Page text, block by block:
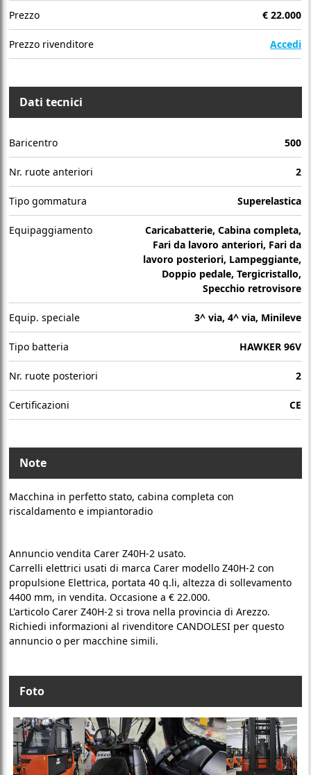
Prezzo € 22.000
Prezzo rivenditore Accedi
Dati tecnici
Baricentro 500
Nr. ruote anteriori 2
Tipo gommatura Superelastica
Equipaggiamento
Caricabatterie, Cabina completa,
Fari da lavoro anteriori, Fari da
lavoro posteriori, Lampeggiante,
Doppio pedale, Tergicristallo,
Specchio retrovisore
Equip. speciale 3^ via, 4^ via, Minileve
Tipo batteria HAWKER 96V
Nr. ruote posteriori 2
Certificazioni CE
Note
Macchina in perfetto stato, cabina completa con
riscaldamento e impiantoradio
Annuncio vendita Carer Z40H-2 usato.
Carrelli elettrici usati di marca Carer modello Z40H-2 con
propulsione Elettrica, portata 40 q.li, altezza di sollevamento
4400 mm, in vendita. Occasione a € 22.000.
L'articolo Carer Z40H-2 si trova nella provincia di Arezzo.
Richiedi informazioni al rivenditore CANDOLESI per questo
annuncio o per macchine simili.
Foto